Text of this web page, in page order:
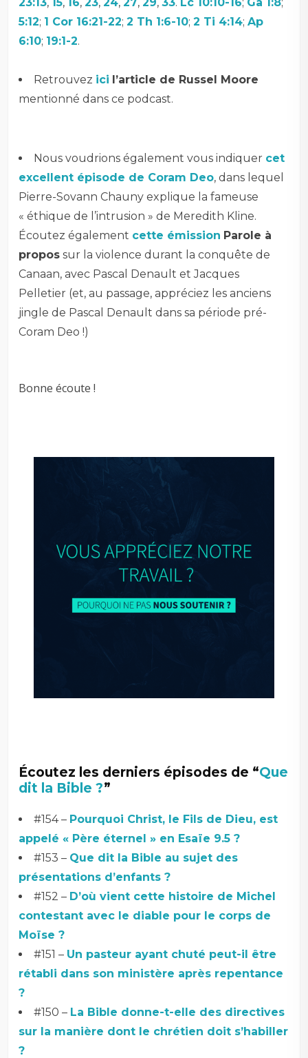
5:12; 1 Cor 16:21-22;2 Th 1:6-10;2 Ti 4:14;Ap
6:10; 19:1-2.
Retrouvez ici l’article de Russel Moore
mentionné dans ce podcast.
Nous voudrions également vous indiquer cet
excellent épisode de Coram Deo, dans lequel
Pierre-Sovann Chauny explique la fameuse
« éthique de l’intrusion » de Meredith Kline.
Écoutez également cette émission Parole à
propos sur la violence durant la conquête de
Canaan, avec Pascal Denault et Jacques
Pelletier (et, au passage, appréciez les anciens
jingle de Pascal Denault dans sa période pré-
Coram Deo !)
Bonne écoute !
Écoutez les derniers épisodes de “Que
dit la Bible ?”
#154 – Pourquoi Christ, le Fils de Dieu, est
appelé « Père éternel » en Esaïe 9.5 ?
#153 – Que dit la Bible au sujet des
présentations d’enfants ?
#152 – D’où vient cette histoire de Michel
contestant avec le diable pour le corps de
Moïse ?
#151 – Un pasteur ayant chuté peut-il être
rétabli dans son ministère après repentance
?
#150 – La Bible donne-t-elle des directives
sur la manière dont le chrétien doit s’habiller
?